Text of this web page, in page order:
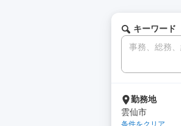
キーワード
勤務地
雲仙市
条件をクリア